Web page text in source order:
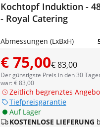
Kochtopf Induktion -
- Royal Catering
Abmessungen (LxBxH)
€ 75,00€ 83,00
Der günstigste Preis in den 30
war: € 83,00
Zeitlich begrenztes
Tiefpreisgarantie
Auf Lager
KOSTENLOSE LIEFERUNG